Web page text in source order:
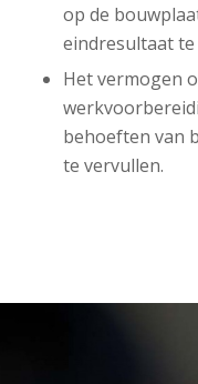
op de
eindresultaat te
Het vermogen
behoeften van
te vervullen.